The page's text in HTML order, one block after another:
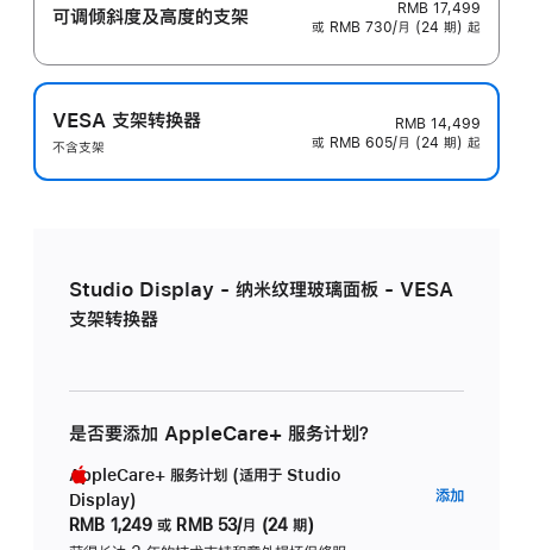
可调倾斜度及高‍度的支‍架
RMB 17,499
或 RMB 730/月 (24 期) 起
VESA 支架转换器
不含支架
RMB 14,499
或 RMB 605/月 (24 期) 起
Studio Display - 纳米纹理玻璃面板 - VESA
支架转换器
是否要添加 AppleCare+ 服务计划？
AppleCare+ 服务计划 (适用于 Studio
Display)
RMB 1,249 或 RMB 53/月 (24 期)
添加